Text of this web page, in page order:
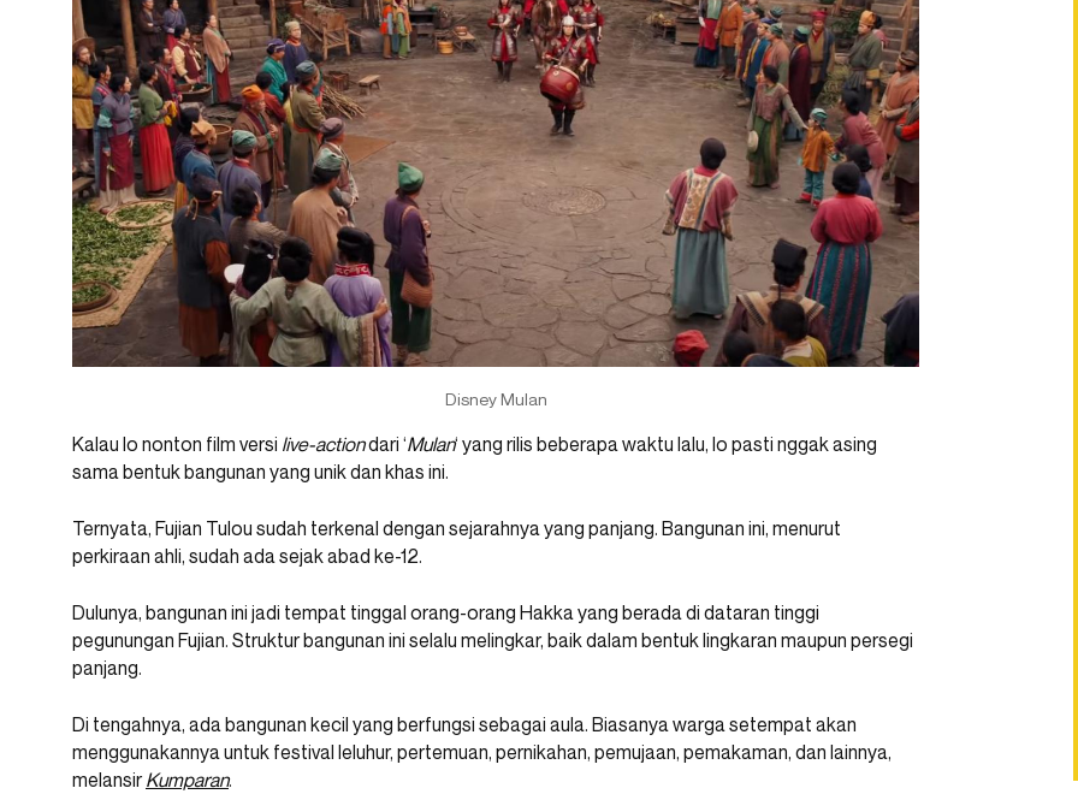
Disney Mulan
Kalau lo nonton film versi live-actiondari ‘Mulan‘ yang rilis beberapa waktu lalu, lo pasti nggak asing
sama bentuk bangunan yang unik dan khas ini.
Ternyata, Fujian Tulou sudah terkenal dengan sejarahnya yang panjang. Bangunan ini, menurut
perkiraan ahli, sudah ada sejak abad ke-12.
Dulunya, bangunan ini jadi tempat tinggal orang-orang Hakka yang berada di dataran tinggi
pegunungan Fujian. Struktur bangunan ini selalu melingkar, baik dalam bentuk lingkaran maupun persegi
panjang.
Di tengahnya, ada bangunan kecil yang berfungsi sebagai aula. Biasanya warga setempat akan
menggunakannya untuk festival leluhur, pertemuan, pernikahan, pemujaan, pemakaman, dan lainnya,
melansir Kumparan.